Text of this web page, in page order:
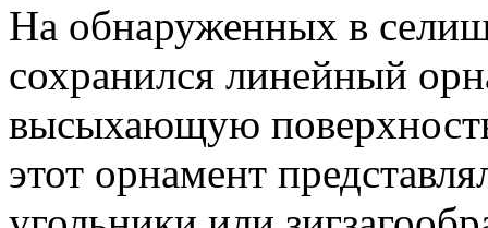
На обнаруженных в
сохранился линейный
высыхающую
этот орнамент